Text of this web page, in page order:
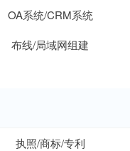
OA系统/CRM系统
布线/局域网组建
执照/商标/专利